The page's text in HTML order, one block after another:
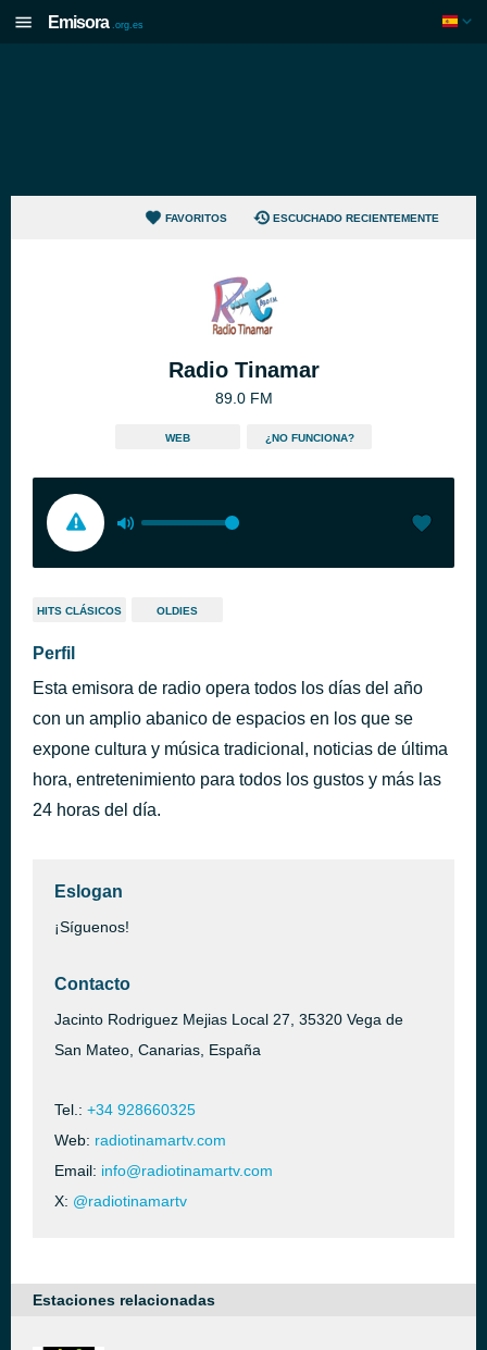
Emisora .org.es
FAVORITOS ESCUCHADO RECIENTEMENTE
Radio Tinamar
89.0 FM
WEB ¿NO FUNCIONA?
HITS CLÁSICOS OLDIES
Perfil
Esta emisora de radio opera todos los días del año
con un amplio abanico de espacios en los que se
expone cultura y música tradicional, noticias de última
hora, entretenimiento para todos los gustos y más las
24 horas del día.
Eslogan
¡Síguenos!
Contacto
Jacinto Rodriguez Mejias Local 27, 35320 Vega de
San Mateo, Canarias, España
Tel.: +34 928660325
Web: radiotinamartv.com
Email: info@radiotinamartv.com
X: @radiotinamartv
Estaciones relacionadas